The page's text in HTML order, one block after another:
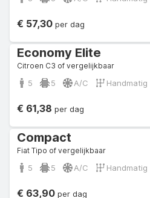
€ 57,30 per dag
Economy Elite
Citroen C3 of vergelijkbaar
5 5 A/C Handmatig
€ 61,38 per dag
Compact
Fiat Tipo of vergelijkbaar
5 5 A/C Handmatig
€ 63,90 per dag